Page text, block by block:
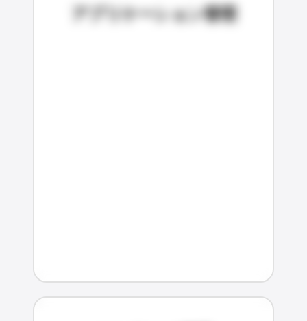
アプリケーション管理